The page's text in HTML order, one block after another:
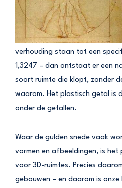
verhouding staan tot een
1,3247 – dan ontstaat er een
soort ruimte die klopt, zonder
waarom. Het plastisch getal is
onder de getallen.
Waar de gulden snede vaak
vormen en afbeeldingen, is
voor 3D-ruimtes. Precies
gebouwen – en daarom is